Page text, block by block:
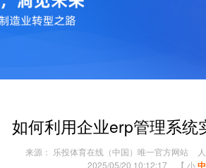
如何利用企业erp管理系统
来源： 乐投体育在线（中国）唯一官方网站
2025/05/20 10:12:17
【 小中